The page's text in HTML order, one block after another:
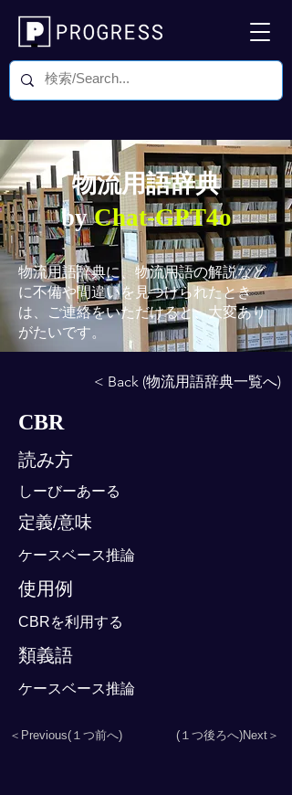
物流用語辞典
byChat-GPT4o
物流用語辞典に、物流用語の解説など
に不備や間違いを見つけられたとき
は、ご連絡をいただけると、大変あり
がたいです。
< Back (物流用語辞典一覧へ)
CBR
読み方
しーびーあーる
定義/意味
ケースベース推論
使用例
CBRを利用する
類義語
ケースベース推論
＜Previous(１つ前へ) (１つ後ろへ)Next＞